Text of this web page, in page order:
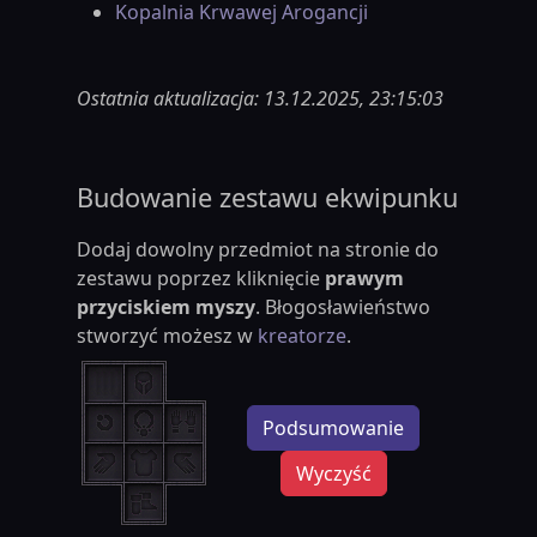
Kopalnia Krwawej Arogancji
Ostatnia aktualizacja: 13.12.2025, 23:15:03
Budowanie zestawu ekwipunku
Dodaj dowolny przedmiot na stronie do
zestawu poprzez kliknięcie prawym
przyciskiem myszy. Błogosławieństwo
stworzyć możesz w kreatorze.
Podsumowanie
Wyczyść